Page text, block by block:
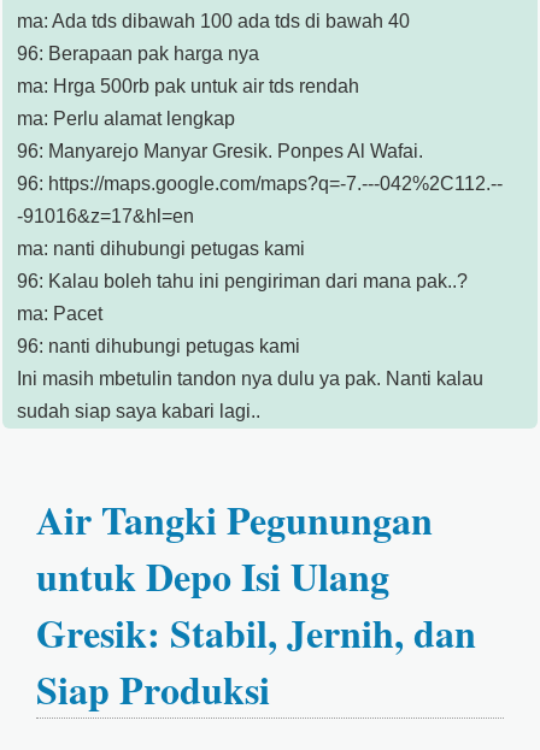
ma: Ada tds dibawah 100 ada tds di bawah 40
96: Berapaan pak harga nya
ma: Hrga 500rb pak untuk air tds rendah
ma: Perlu alamat lengkap
96: Manyarejo Manyar Gresik. Ponpes Al Wafai.
96: https://maps.google.com/maps?q=-7.---042%2C112.--
-91016&z=17&hl=en
ma: nanti dihubungi petugas kami
96: Kalau boleh tahu ini pengiriman dari mana pak..?
ma: Pacet
96: nanti dihubungi petugas kami
Ini masih mbetulin tandon nya dulu ya pak. Nanti kalau
sudah siap saya kabari lagi..
Air Tangki Pegunungan
untuk Depo Isi Ulang
Gresik: Stabil, Jernih, dan
Siap Produksi